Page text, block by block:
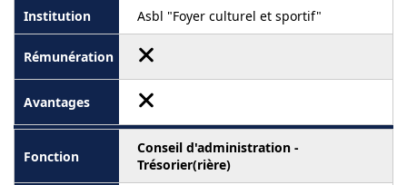
Asbl "Foyer culturel et sportif"
Conseil d'administration -
Trésorier(rière)